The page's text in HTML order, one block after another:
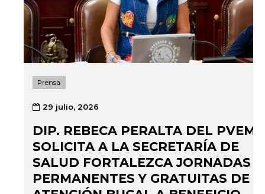
Prensa
29 julio, 2026
DIP. REBECA PERALTA DEL PVEM
SOLICITA A LA SECRETARÍA DE
SALUD FORTALEZCA JORNADAS
PERMANENTES Y GRATUITAS DE